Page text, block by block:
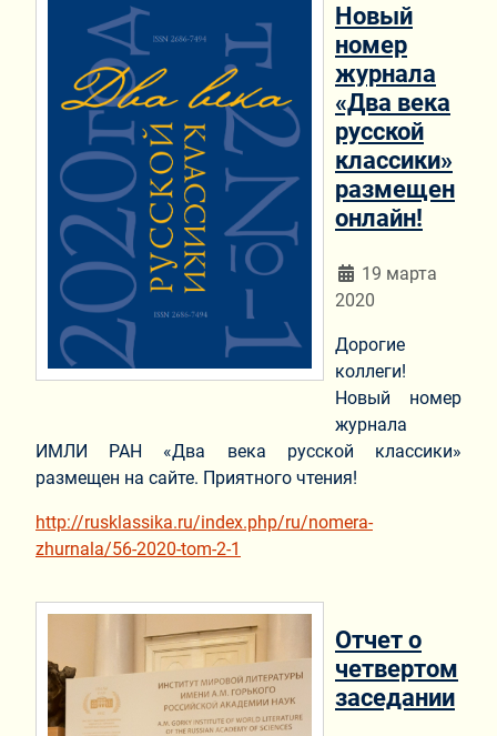
Новый
номер
журнала
«Два века
русской
классики»
размещен
онлайн!
Информация о
19 марта
2020
Дорогие
коллеги!
Новый номер
журнала
ИМЛИ РАН «Два века русской классики»
размещен на сайте. Приятного чтения!
http://rusklassika.ru/index.php/ru/nomera-
zhurnala/56-2020-tom-2-1
Отчет о
четвертом
заседании